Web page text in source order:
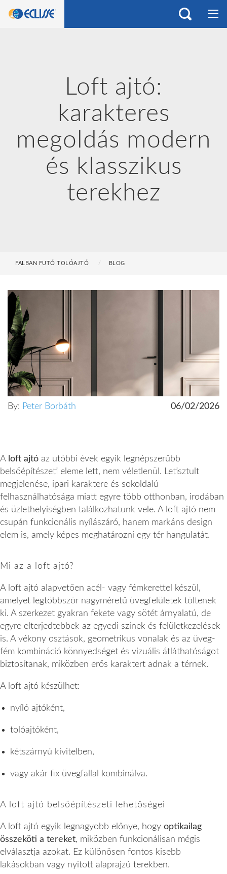
Loft ajtó:
karakteres
megoldás modern
és klasszikus
terekhez
FALBAN FUTÓ TOLÓAJTÓ BLOG
By: Peter Borbáth 06/02/2026
A loft ajtó az utóbbi évek egyik legnépszerűbb
belsőépítészeti eleme lett, nem véletlenül. Letisztult
megjelenése, ipari karaktere és sokoldalú
felhasználhatósága miatt egyre több otthonban, irodában
és üzlethelyiségben találkozhatunk vele. A loft ajtó nem
csupán funkcionális nyílászáró, hanem markáns design
elem is, amely képes meghatározni egy tér hangulatát.
Mi az a loft ajtó?
A loft ajtó alapvetően acél- vagy fémkerettel készül,
amelyet legtöbbször nagyméretű üvegfelületek töltenek
ki. A szerkezet gyakran fekete vagy sötét árnyalatú, de
egyre elterjedtebbek az egyedi színek és felületkezelések
is. A vékony osztások, geometrikus vonalak és az üveg-
fém kombináció könnyedséget és vizuális átláthatóságot
biztosítanak, miközben erős karaktert adnak a térnek.
A loft ajtó készülhet:
nyíló ajtóként,
tolóajtóként,
kétszárnyú kivitelben,
vagy akár fix üvegfallal kombinálva.
A loft ajtó belsőépítészeti lehetőségei
A loft ajtó egyik legnagyobb előnye, hogy optikailag
összeköti a tereket, miközben funkcionálisan mégis
elválasztja azokat. Ez különösen fontos kisebb
lakásokban vagy nyitott alaprajzú terekben.